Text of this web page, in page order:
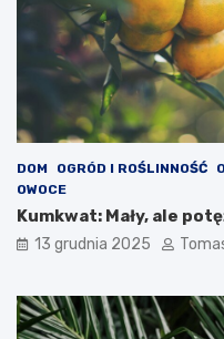
DOM OGRÓD I ROŚLINNOŚĆ
OWOCE
Kumkwat: Mały, ale
13 grudnia 2025